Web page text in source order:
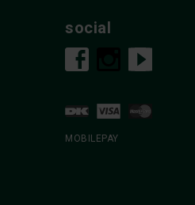
social
MOBILEPAY